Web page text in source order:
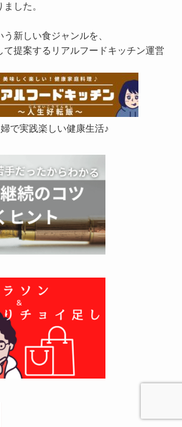
した。
新しい食ジャンルを、
て提案するリアルフードキッチン運営
で実践楽しい健康生活♪